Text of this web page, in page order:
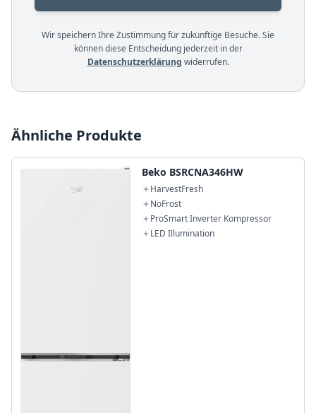
Wir speichern Ihre Zustimmung für zukünftige Besuche. Sie
können diese Entscheidung jederzeit in der
Datenschutzerklärung widerrufen.
Ähnliche Produkte
Beko BSRCNA346HW
HarvestFresh
NoFrost
ProSmart Inverter Kompressor
LED Illumination